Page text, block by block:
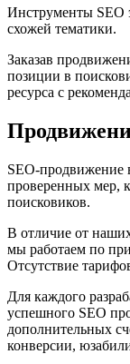
Инструменты SEO
схожей тематики.
Заказав
позиции в
ресурса с
SEO-продвижение
проверенных мер,
поисковиков.
В отличие от
мы работаем по
Отсутствие
Для каждого
успешного SEO
дополнительных
конверсии,